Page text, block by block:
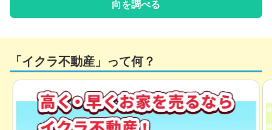
向を調べる
「イクラ不動産」って何？